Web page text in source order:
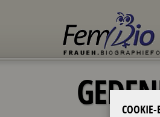
COOKIE-